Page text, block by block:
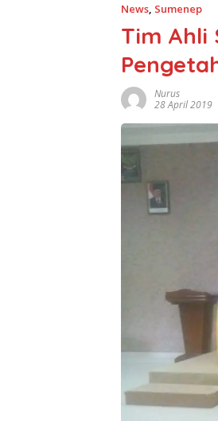
News, Sumenep
Tim Ahli
Nurus
28 April 2019